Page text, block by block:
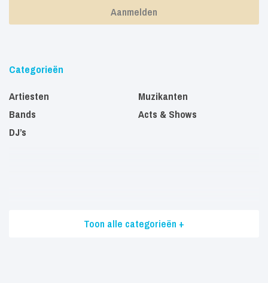
Categorieën
Artiesten
Bands
DJ’s
Muzikanten
Acts & Shows
Toon alle categorieën +